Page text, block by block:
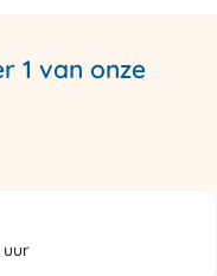
1 van onze
uur